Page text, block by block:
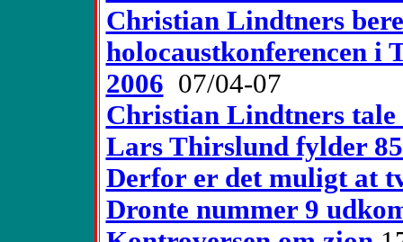
Christian Lindtners
holocaustkonferencen i
2006 07/04-07
Christian Lindtners tale
Lars Thirslund fylder
Derfor er det muligt at
Dronte nummer 9